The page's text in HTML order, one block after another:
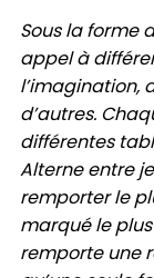
Sous la forme
appel à
l’imagination,
d’autres.
différentes
Alterne entre
remporter le
marqué le
remporte une